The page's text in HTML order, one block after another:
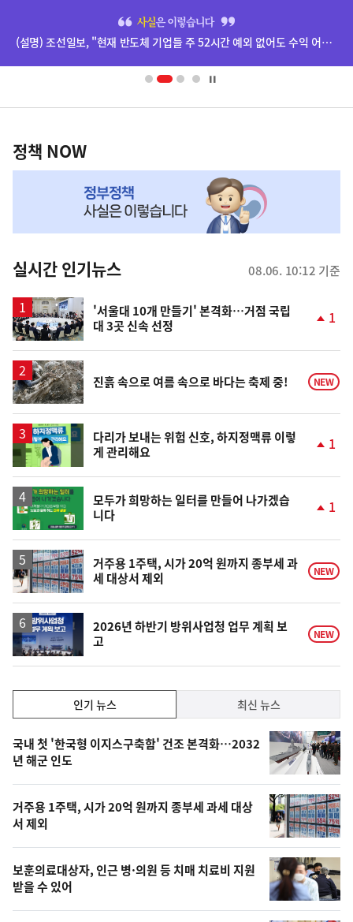
영
(설명) 조선일보, "현재 반도체 기업들 주 52시간 예외 없어도 수익 어마어마하더라" 기사 등 관련
책
NOW,
뉴
스
정책 NOW
실시간 인기뉴스 08.06. 10:12 기준
'서울대 10개 만들기' 본격화…거점 국립
대 3곳 신속 선정
상
승
1
진흙 속으로 여름 속으로 바다는 축제 중! NEW
다리가 보내는 위험 신호, 하지정맥류 이렇
게 관리해요
상
1
모두가 희망하는 일터를 만들어 나가겠습
니다
상
승
1
거주용 1주택, 시가 20억 원까지 종부세 과
세 대상서 제외
NEW
2026년 하반기 방위사업청 업무 계획 보
고
NEW
기,
최
신,
오
늘
의
영
상
인기 뉴스 최신 뉴스
인
기
뉴
스
국내 첫 '한국형 이지스구축함' 건조 본격화…2032
년 해군 인도
거주용 1주택, 시가 20억 원까지 종부세 과세 대상
서 제외
보훈의료대상자, 인근 병·의원 등 치매 치료비 지원
받을 수 있어